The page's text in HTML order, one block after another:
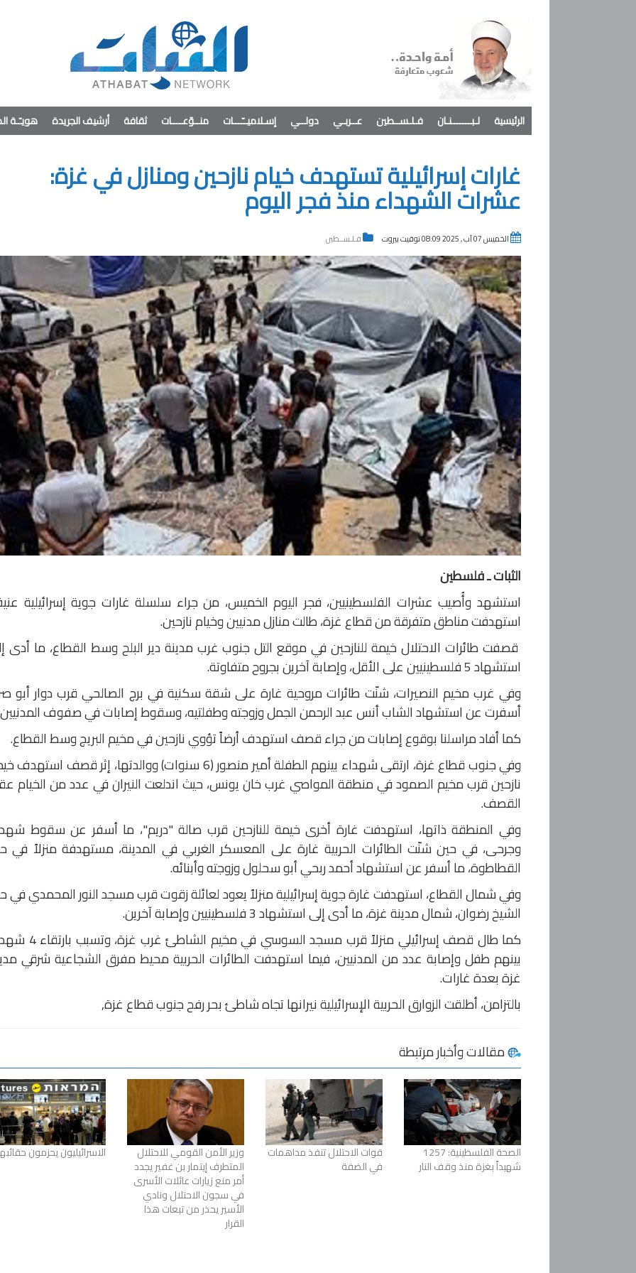
الرئيسية لـبـــــــنـان فـلـســطين عــربـي دولــي إسـلاميــّـــات منــوّعــــات ثقافة أرشيف الجريدة هويـّـة
غارات إسرائيلية تستهدف خيام نازحين ومنازل في غزة:
عشرات الشهداء منذ فجر اليوم
الخميس 07 آب , 2025 08:09 توقيت بيروت فـلـســطين
الثبات ـ فلسطين
استشهد وأُصيب عشرات الفلسطينيين، فجر اليوم الخميس، من جراء سلسلة غارات جوية إسرائيلية
استهدفت مناطق متفرقة من قطاع غزة، طالت منازل مدنيين وخيام نازحين.
قصفت طائرات الاحتلال خيمة للنازحين في موقع التل جنوب غرب مدينة دير البلح وسط القطاع، ما أدى
استشهاد 5 فلسطينيين على الأقل، وإصابة آخرين بجروح متفاوتة.
وفي غرب مخيم النصيرات، شنّت طائرات مروحية غارة على شقة سكنية في برج الصالحي قرب دوار أبو
أسفرت عن استشهاد الشاب أنس عبد الرحمن الجمل وزوجته وطفلتيه، وسقوط إصابات في صفوف
كما أفاد مراسلنا بوقوع إصابات من جراء قصف استهدف أرضاً تؤوي نازحين في مخيم البريج وسط القطاع.
وفي جنوب قطاع غزة، ارتقى شهداء بينهم الطفلة أمير منصور (6 سنوات) ووالدتها، إثر قصف
نازحين قرب مخيم الصمود في منطقة المواصي غرب خان يونس، حيث اندلعت النيران في عدد من الخيام
القصف.
وفي المنطقة ذاتها، استهدفت غارة أخرى خيمة للنازحين قرب صالة "دريم"، ما أسفر عن سقوط
وجرحى، في حين شنّت الطائرات الحربية غارة على المعسكر الغربي في المدينة، مستهدفة منزلاً في
القطاطوة، ما أسفر عن استشهاد أحمد ربحي أبو سحلول وزوجته وأبنائه.
وفي شمال القطاع، استهدفت غارة جوية إسرائيلية منزلاً يعود لعائلة زقوت قرب مسجد النور المحمدي
الشيخ رضوان، شمال مدينة غزة، ما أدى إلى استشهاد 3 فلسطينيين وإصابة آخرين.
كما طال قصف إسرائيلي منزلاً قرب مسجد السوسي في
بينهم طفل وإصابة عدد من المدنيين، فيما استهدفت الطائرات الحربية محيط مفرق الشجاعية شرقي
غزة بعدة غارات.
بالتزامن، أطلقت الزوارق الحربية الإسرائيلية نيرانها تجاه شاطئ بحر رفح جنوب قطاع غزة,
مقالات وأخبار مرتبطة
الصحة الفلسطينية: 1257
شهيداً بغزة منذ وقف النار
قوات الاحتلال تنفذ مداهمات
في الضفة
وزير الأمن القومي للاحتلال
المتطرف إيتمار بن غفير يجدد
أمر منع زيارات عائلات الأسرى
في سجون الاحتلال ونادي
الأسير يحذر من تبعات هذا
القرار
الاسرائيليون يحزمون